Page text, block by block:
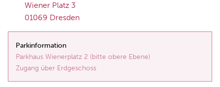
Wie­ner Platz 3
01069 Dres­den
Parkinformation
Parkhaus Wienerplatz 2 (bitte obere Ebene)
Zugang über Erdgeschoss